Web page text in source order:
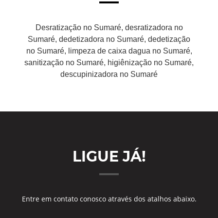
Desratização no Sumaré, desratizadora no
Sumaré, dedetizadora no Sumaré, dedetização
no Sumaré, limpeza de caixa dagua no Sumaré,
sanitização no Sumaré, higiênização no Sumaré,
descupinizadora no Sumaré
LIGUE JÁ!
Entre em contato conosco através dos atalhos abaixo.